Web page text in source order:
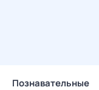
Познавательные